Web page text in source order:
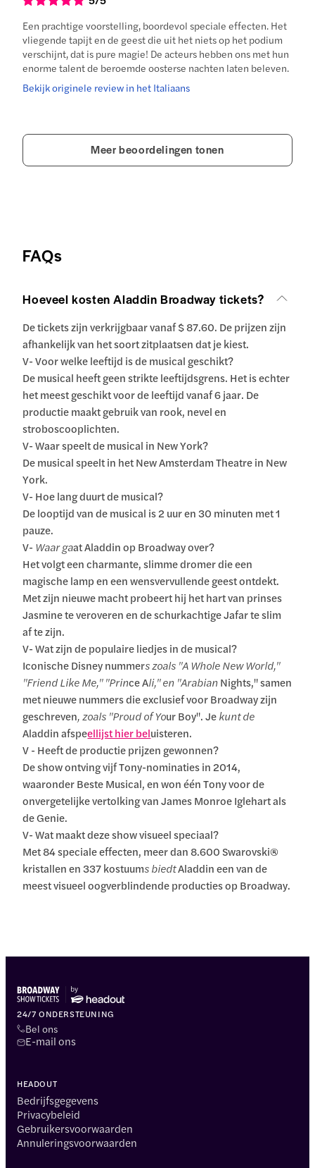
Een prachtige voorstelling, boordevol speciale effecten. Het
vliegende tapijt en de geest die uit het niets op het podium
verschijnt, dat is pure magie! De acteurs hebben ons met hun
enorme talent de beroemde oosterse nachten laten beleven.
Bekijk originele review in het Italiaans
Meer beoordelingen tonen
FAQs
Hoeveel kosten Aladdin Broadway tickets?
De tickets zijn verkrijgbaar vanaf $ 87.60. De prijzen zijn
afhankelijk van het soort zitplaatsen dat je kiest.
V- Voor welke leeftijd is de musical geschikt?
De musical heeft geen strikte leeftijdsgrens. Het is echter
het meest geschikt voor de leeftijd vanaf 6 jaar. De
productie maakt gebruik van rook, nevel en
stroboscooplichten.
V- Waar speelt de musical in New York?
De musical speelt in het New Amsterdam Theatre in New
York.
V- Hoe lang duurt de musical?
De looptijd van de musical is 2 uur en 30 minuten met 1
pauze.
V- Waar gaat Aladdin op Broadway over?
Het volgt een charmante, slimme dromer die een
magische lamp en een wensvervullende geest ontdekt.
Met zijn nieuwe macht probeert hij het hart van prinses
Jasmine te veroveren en de schurkachtige Jafar te slim
af te zijn.
V- Wat zijn de populaire liedjes in de musical?
Iconische Disney nummers zoals "A Whole New World,"
"Friend Like Me," "Prince Ali," en "Arabian Nights," samen
met nieuwe nummers die exclusief voor Broadway zijn
geschreven, zoals "Proud of Your Boy". Jekunt de
Aladdin afspeellijst hier beluisteren.
V - Heeft de productie prijzen gewonnen?
De show ontving vijf Tony-nominaties in 2014,
waaronder Beste Musical, en won één Tony voor de
onvergetelijke vertolking van James Monroe Iglehart als
de Genie.
V- Wat maakt deze show visueel speciaal?
Met 84 speciale effecten, meer dan 8.600 Swarovski®
kristallen en 337 kostuums biedtAladdin een van de
meest visueel oogverblindende producties op Broadway.
24/7 ONDERSTEUNING
Bel ons
E-mail ons
HEADOUT
Bedrijfsgegevens
Privacybeleid
Gebruikersvoorwaarden
Annuleringsvoorwaarden